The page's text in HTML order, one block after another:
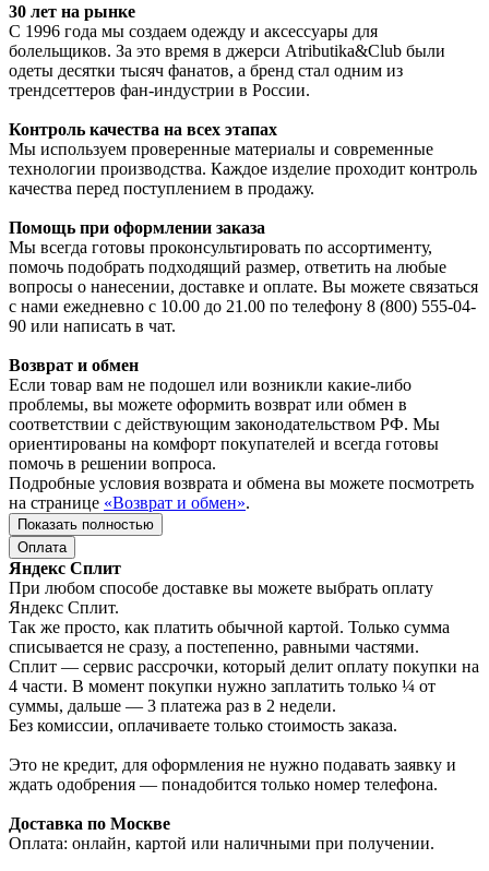
30 лет на рынке
С 1996 года мы создаем одежду и аксессуары для
болельщиков. За это время в джерси Atributika&Club были
одеты десятки тысяч фанатов, а бренд стал одним из
трендсеттеров фан-индустрии в России.
Контроль качества на всех этапах
Мы используем проверенные материалы и современные
технологии производства. Каждое изделие проходит контроль
качества перед поступлением в продажу.
Помощь при оформлении заказа
Мы всегда готовы проконсультировать по ассортименту,
помочь подобрать подходящий размер, ответить на любые
вопросы о нанесении, доставке и оплате. Вы можете связаться
с нами ежедневно с 10.00 до 21.00 по телефону 8 (800) 555-04-
90 или написать в чат.
Возврат и обмен
Если товар вам не подошел или возникли какие-либо
проблемы, вы можете оформить возврат или обмен в
соответствии с действующим законодательством РФ. Мы
ориентированы на комфорт покупателей и всегда готовы
помочь в решении вопроса.
Подробные условия возврата и обмена вы можете посмотреть
на странице «Возврат и обмен».
Показать полностью
Оплата
Яндекс Сплит
При любом способе доставке вы можете выбрать оплату
Яндекс Сплит.
Так же просто, как платить обычной картой. Только сумма
списывается не сразу, а постепенно, равными частями.
Сплит — сервис рассрочки, который делит оплату покупки на
4 части. В момент покупки нужно заплатить только ¼ от
суммы, дальше — 3 платежа раз в 2 недели.
Без комиссии, оплачиваете только стоимость заказа.
Это не кредит, для оформления не нужно подавать заявку и
ждать одобрения — понадобится только номер телефона.
Доставка по Москве
Оплата: онлайн, картой или наличными при получении.